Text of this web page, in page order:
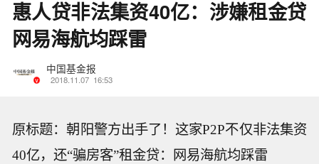
惠人贷非法集资40亿：涉嫌租金贷
网易海航均踩雷
中国基金报
2018.11.07 16:53
原标题：朝阳警方出手了！这家P2P不仅非法集资
40亿，还“骗房客”租金贷：网易海航均踩雷